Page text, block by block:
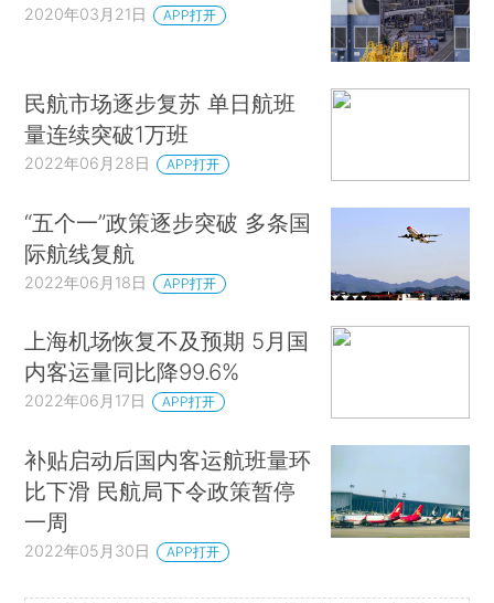
2020年03月21日 APP打开
民航市场逐步复苏 单日航班
量连续突破1万班
2022年06月28日 APP打开
“五个一”政策逐步突破 多条国
际航线复航
2022年06月18日 APP打开
上海机场恢复不及预期 5月国
内客运量同比降99.6%
2022年06月17日 APP打开
补贴启动后国内客运航班量环
比下滑 民航局下令政策暂停
一周
2022年05月30日 APP打开